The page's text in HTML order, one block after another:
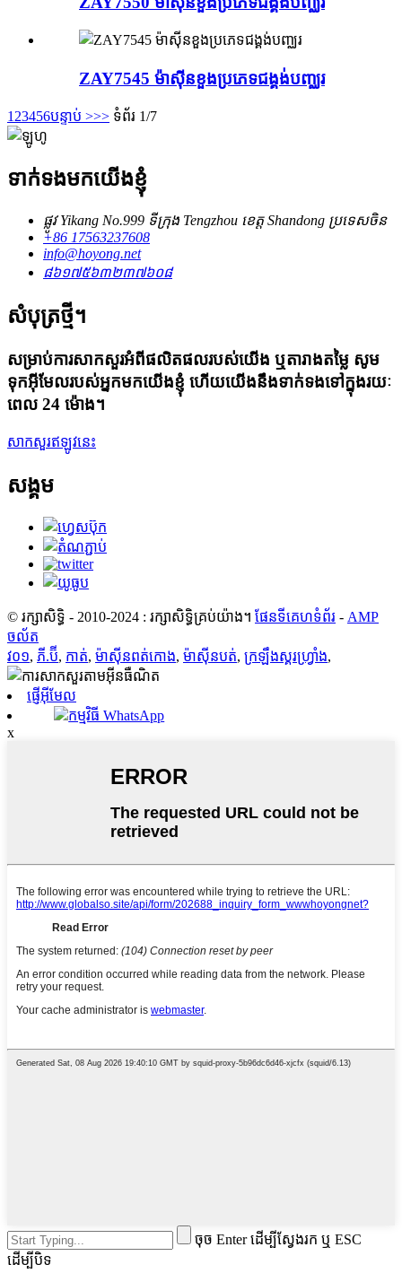
ZAY7545 ម៉ាស៊ីនខួងប្រភេទជង្គង់បញ្ឈរ
1 23456បន្ទាប់ >>> ទំព័រ 1/7
ទាក់ទងមកយើងខ្ញុំ
ផ្លូវ Yikang No.999 ទីក្រុង Tengzhou ខេត្ត Shandong ប្រទេសចិន
+86 17563237608
info@hoyong.net
៨៦១៧៥៦៣២៣៧៦០៨
សំបុត្រថ្មី។
សម្រាប់ការសាកសួរអំពីផលិតផលរបស់យើង ឬតារាងតម្លៃ សូម
ទុកអ៊ីមែលរបស់អ្នកមកយើងខ្ញុំ ហើយយើងនឹងទាក់ទងទៅក្នុងរយៈ
ពេល 24 ម៉ោង។
សាកសួរឥឡូវនេះ
សង្គម
© រក្សាសិទ្ធិ - 2010-2024 : រក្សាសិទ្ធិគ្រប់យ៉ាង។ ផែនទីគេហទំព័រ - AMP
ចល័ត
វ០១, ភី.ប៊ី, កាត់, ម៉ាស៊ីនពត់កោង, ម៉ាស៊ីនបត់, ក្រឡឹងស្គរហ្វ្រាំង,
ផ្ញើអ៊ីមែល
កម្មវិធី WhatsApp
x
ចុច Enter ដើម្បីស្វែងរក ឬ ESC
ដើម្បីបិទ